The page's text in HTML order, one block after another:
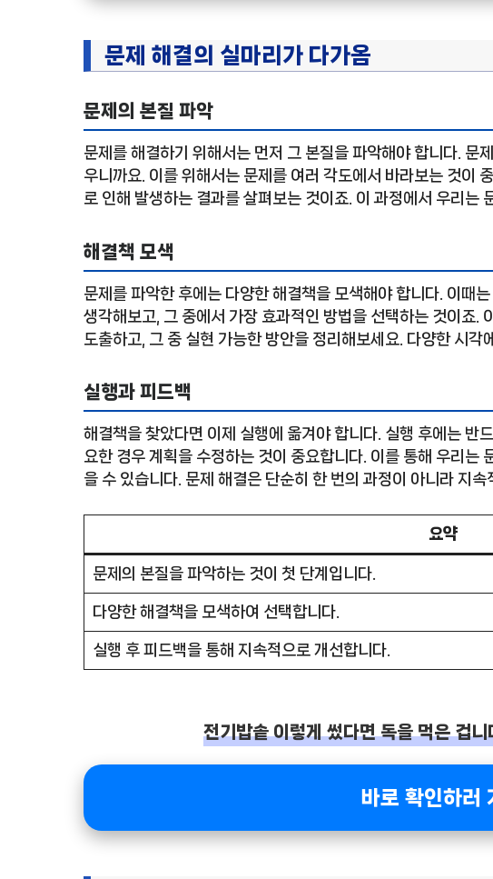
문제 해결의 실마리가 다가옴
문제의 본질 파악
문제를 해결하기 위해서는 먼저 그 본질을 파악해야 합니다. 문
우니까요. 이를 위해서는 문제를 여러 각도에서 바라보는 것이
로 인해 발생하는 결과를 살펴보는 것이죠. 이 과정에서 우리는
해결책 모색
문제를 파악한 후에는 다양한 해결책을 모색해야 합니다. 이때
생각해보고, 그 중에서 가장 효과적인 방법을 선택하는 것이죠.
도출하고, 그 중 실현 가능한 방안을 정리해보세요. 다양한 시각
실행과 피드백
해결책을 찾았다면 이제 실행에 옮겨야 합니다. 실행 후에는 반
요한 경우 계획을 수정하는 것이 중요합니다. 이를 통해 우리는
을 수 있습니다. 문제 해결은 단순히 한 번의 과정이 아니라 지속
요약
문제의 본질을 파악하는 것이 첫 단계입니다.
다양한 해결책을 모색하여 선택합니다.
실행 후 피드백을 통해 지속적으로 개선합니다.
전기밥솥 이렇게 썼다면 독을 먹은 겁
바로 확인하러